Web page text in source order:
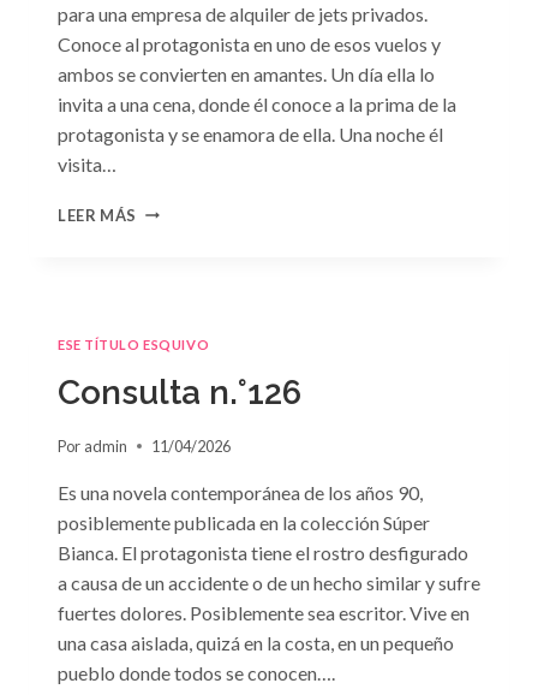
para una empresa de alquiler de jets privados.
Conoce al protagonista en uno de esos vuelos y
ambos se convierten en amantes. Un día ella lo
invita a una cena, donde él conoce a la prima de la
protagonista y se enamora de ella. Una noche él
visita…
LEER MÁS CONSULTA
ESE TÍTULO ESQUIVO
Consulta n.°126
Por admin 11/04/2026
Es una novela contemporánea de los años 90,
posiblemente publicada en la colección Súper
Bianca. El protagonista tiene el rostro desfigurado
a causa de un accidente o de un hecho similar y sufre
fuertes dolores. Posiblemente sea escritor. Vive en
una casa aislada, quizá en la costa, en un pequeño
pueblo donde todos se conocen….